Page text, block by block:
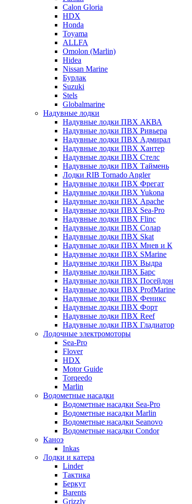
Calon Gloria
HDX
Honda
Toyama
ALLFA
Omolon (Marlin)
Hidea
Nissan Marine
Бурлак
Suzuki
Stels
Globalmarine
Надувные лодки
Надувные лодки ПВХ АКВА
Надувные лодки ПВХ Ривьера
Надувные лодки ПВХ Адмирал
Надувные лодки ПВХ Хантер
Надувные лодки ПВХ Стелс
Надувные лодки ПВХ Таймень
Лодки RIB Tornado Angler
Надувные лодки ПВХ Фрегат
Надувные лодки ПВХ Yukona
Надувные лодки ПВХ Apache
Надувные лодки ПВХ Sea-Pro
Надувные лодки ПВХ Flinc
Надувные лодки ПВХ Солар
Надувные лодки ПВХ Skat
Надувные лодки ПВХ Мнев и К
Надувные лодки ПВХ SMarine
Надувные лодки ПВХ Выдра
Надувные лодки ПВХ Барс
Надувные лодки ПВХ Посейдон
Надувные лодки ПВХ ProfMarine
Надувные лодки ПВХ Феникс
Надувные лодки ПВХ Форт
Надувные лодки ПВХ Reef
Надувные лодки ПВХ Гладиатор
Лодочные электромоторы
Sea-Pro
Flover
HDX
Motor Guide
Torqeedo
Marlin
Водометные насадки
Водометные насадки Sea-Pro
Водометные насадки Marlin
Водометные насадки Seanovo
Водометные насадки Condor
Каноэ
Inkas
Лодки и катера
Linder
Тактика
Беркут
Barents
Grizzly